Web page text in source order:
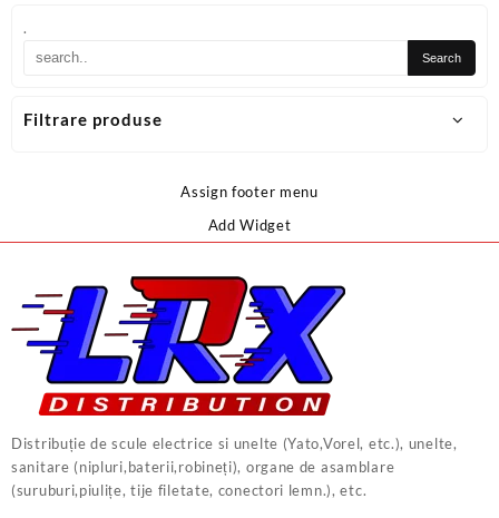
.
Filtrare produse
Assign footer menu
Add Widget
Distribuție de scule electrice si unelte (Yato,Vorel, etc.), unelte,
sanitare (nipluri,baterii,robineți), organe de asamblare
(suruburi,piulițe, tije filetate, conectori lemn.), etc.